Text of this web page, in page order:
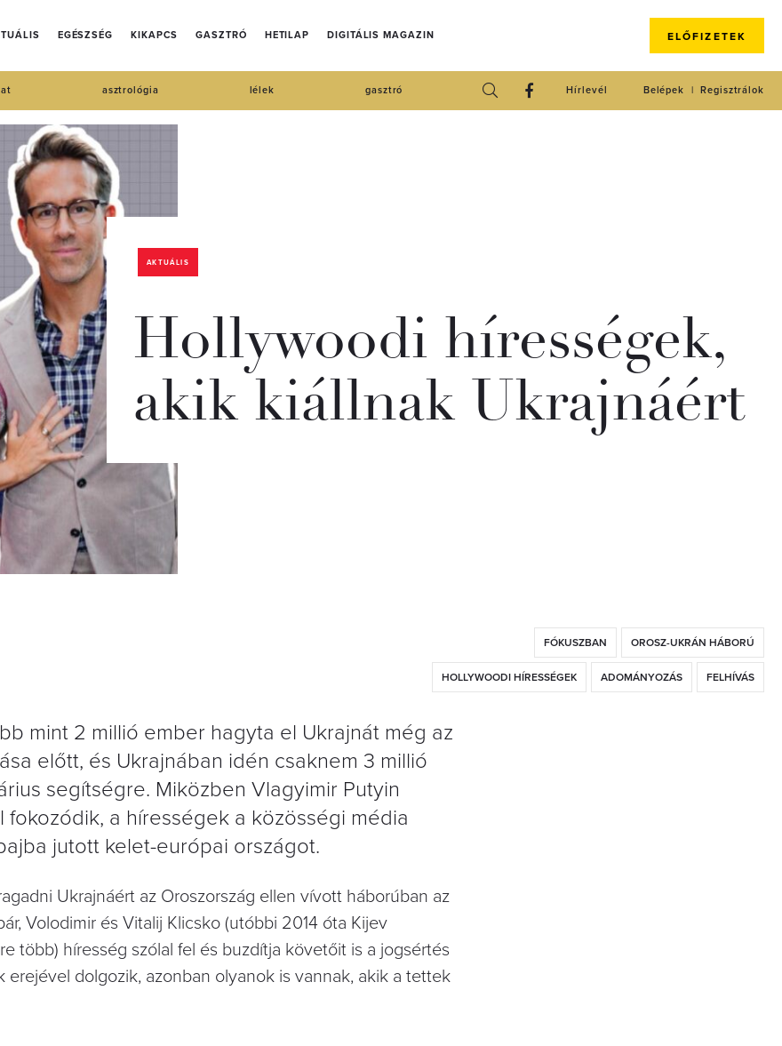
EGÉSZSÉG KIKAPCS GASZTRÓ HETILAP DIGITÁLIS MAGAZIN ELŐFIZETEK
asztrológia lélek gasztró Regisztrálok
Belépek
Hírlevél
AKTUÁLIS
Hollywoodi hírességek,
akik kiállnak Ukrajnáért
FÓKUSZBAN OROSZ-UKRÁN HÁBORÚ
HOLLYWOODI HÍRESSÉGEK ADOMÁNYOZÁS FELHÍVÁS
mint 2 millió ember hagyta el Ukrajnát még az
előtt, és Ukrajnában idén csaknem 3 millió
segítségre. Miközben Vlagyimir Putyin
a hírességek a közösségi média
jutott kelet-európai országot.
Ukrajnáért az Oroszország ellen vívott háborúban az
Volodimir és Vitalij Klicsko (utóbbi 2014 óta Kijev
több) híresség szólal fel és buzdítja követőit is a jogsértés
erejével dolgozik, azonban olyanok is vannak, akik a tettek